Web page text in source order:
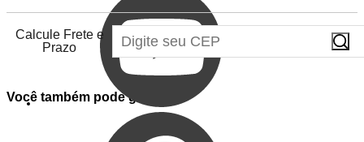
Calcule Frete e
Prazo
Você também pode gostar de